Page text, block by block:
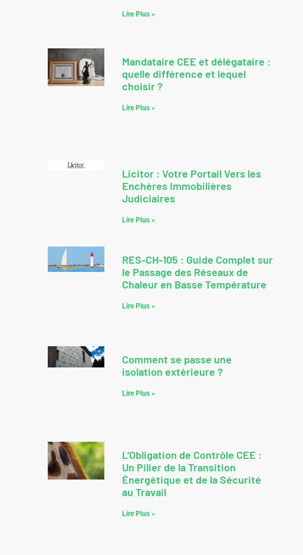
Lire Plus »
Mandataire CEE et délégataire :
quelle différence et lequel
choisir ?
Lire Plus »
Licitor : Votre Portail Vers les
Enchères Immobilières
Judiciaires
Lire Plus »
RES-CH-105 : Guide Complet sur
le Passage des Réseaux de
Chaleur en Basse Température
Lire Plus »
Comment se passe une
isolation extérieure ?
Lire Plus »
L’Obligation de Contrôle CEE :
Un Pilier de la Transition
Énergétique et de la Sécurité
au Travail
Lire Plus »